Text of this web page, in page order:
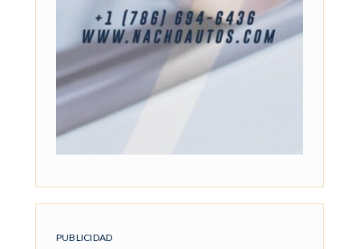
PUBLICIDAD